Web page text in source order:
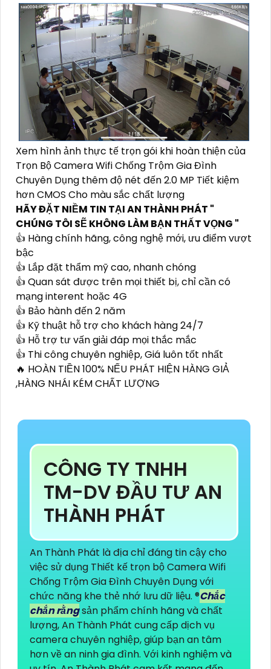
Xem hình ảnh thực tế trọn gói khi hoàn thiện của
Trọn Bộ Camera Wifi Chống Trộm Gia Đình
Chuyên Dụng thêm độ nét đến 2.0 MP Tiết kiệm
hơn CMOS Cho màu sắc chất lượng
HÃY ĐẶT NIỀM TIN TẠI AN THÀNH PHÁT "
CHÚNG TÔI SẼ KHÔNG LÀM BẠN THẤT VỌNG "
👍 Hàng chính hãng, công nghệ mới, ưu điểm vượt
bậc
👍 Lắp đặt thẩm mỹ cao, nhanh chóng
👍 Quan sát được trên mọi thiết bị, chỉ cần có
mạng interent hoặc 4G
👍 Bảo hành đến 2 năm
👍 Kỹ thuật hỗ trợ cho khách hàng 24/7
👍 Hỗ trợ tư vấn giải đáp mọi thắc mắc
👍 Thi công chuyên nghiệp, Giá luôn tốt nhất
🔥 HOÀN TIỀN 100% NẾU PHÁT HIỆN HÀNG GIẢ
,HÀNG NHÁI KÉM CHẤT LƯỢNG
CÔNG TY TNHH
TM-DV ĐẦU TƯ AN
THÀNH PHÁT
An Thành Phát là địa chỉ đáng tin cậy cho
việc sử dụng Thiết kế trọn bộ Camera Wifi
Chống Trộm Gia Đình Chuyên Dụng với
chức năng khe thẻ nhớ lưu dữ liệu. ®️Chắc
chắn rằngsản phẩm chính hãng và chất
lượng, An Thành Phát cung cấp dịch vụ
camera chuyên nghiệp, giúp bạn an tâm
hơn về an ninh gia đình. Với kinh nghiệm và